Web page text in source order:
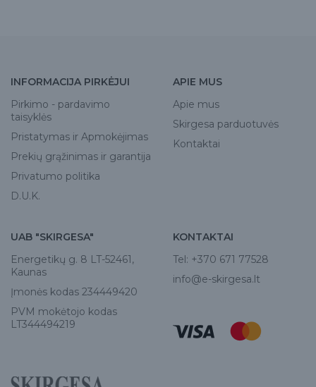
INFORMACIJA PIRKĖJUI
Pirkimo - pardavimo
taisyklės
Pristatymas ir Apmokėjimas
Prekių grąžinimas ir garantija
Privatumo politika
D.U.K.
APIE MUS
Apie mus
Skirgesa parduotuvės
Kontaktai
UAB "SKIRGESA"
Energetikų g. 8 LT-52461,
Kaunas
Įmonės kodas 234449420
PVM mokėtojo kodas
LT344494219
KONTAKTAI
Tel: +370 671 77528
info@e-skirgesa.lt